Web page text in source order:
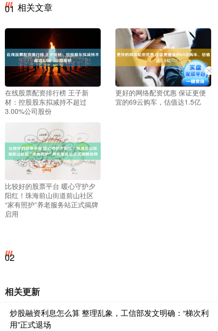
01 相关文章
在线股票配资排行榜 王子新
材：控股股东拟减持不超过
3.00%公司股份
更好的网络配资优惠 保证更便
宜的69云购车，估值达1.5亿
比较好的股票平台 暖心守护夕
阳红！珠海前山街道前山社区
“家有照护”养老服务站正式揭牌
启用
02
相关更新
炒股融资利息怎么算 整理乱象，工信部发文明确：“梯次利
用”正式退场